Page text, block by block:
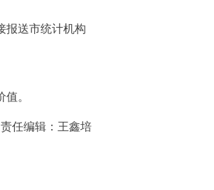
报送市统计机构
。
责任编辑：王鑫培